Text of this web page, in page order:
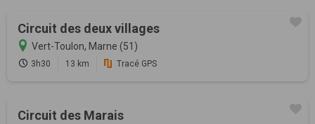
Circuit des deux villages
Vert-Toulon, Marne (51)
3h30 13 km Tracé GPS
Circuit des Marais